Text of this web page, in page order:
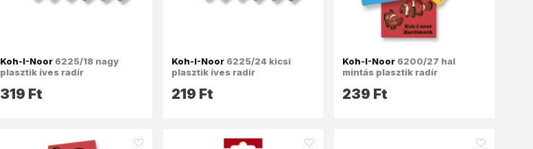
Koh-I-Noor 6225/18 nagy
plasztik íves radír
319 Ft
Koh-I-Noor6225/24 kicsi
plasztik íves radír
219 Ft
Koh-I-Noor 6200/27 hal
mintás plasztik radír
239 Ft
like_16 like_16 like_16